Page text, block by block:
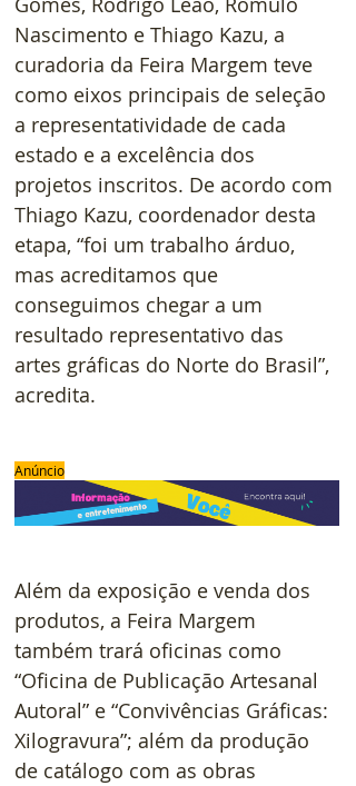
Nascimento e Thiago Kazu, a
curadoria da Feira Margem teve
como eixos principais de seleção
a representatividade de cada
estado e a excelência dos
projetos inscritos. De acordo com
Thiago Kazu, coordenador desta
etapa, “foi um trabalho árduo,
mas acreditamos que
conseguimos chegar a um
resultado representativo das
artes gráficas do Norte do Brasil”,
acredita.
Anúncio
Além da exposição e venda dos
produtos, a Feira Margem
também trará oficinas como
“Oficina de Publicação Artesanal
Autoral” e “Convivências Gráficas:
Xilogravura”; além da produção
de catálogo com as obras